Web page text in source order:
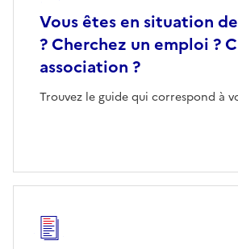
Vous êtes en situation
? Cherchez un emploi ?
association ?
Trouvez le guide qui correspond à